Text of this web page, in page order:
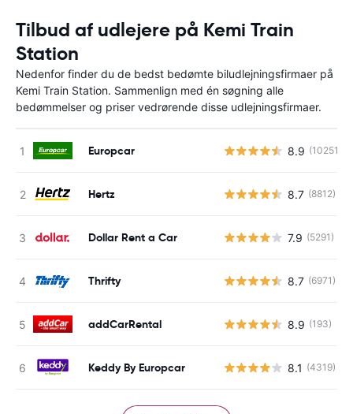
Tilbud af udlejere på Kemi Train
Station
Nedenfor finder du de bedst bedømte biludlejningsfirmaer på
Kemi Train Station. Sammenlign med én søgning alle
bedømmelser og priser vedrørende disse udlejningsfirmaer.
Europcar 8.9 (10251)
Hertz 8.7 (8812)
Dollar Rent a Car 7.9 (5291)
Thrifty 8.7 (6971)
addCarRental 8.9 (193)
Keddy By Europcar 8.1 (4319)